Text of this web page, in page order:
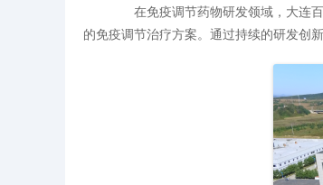
在免疫调节药物研发领域，大连百
的免疫调节治疗方案。通过持续的研发创